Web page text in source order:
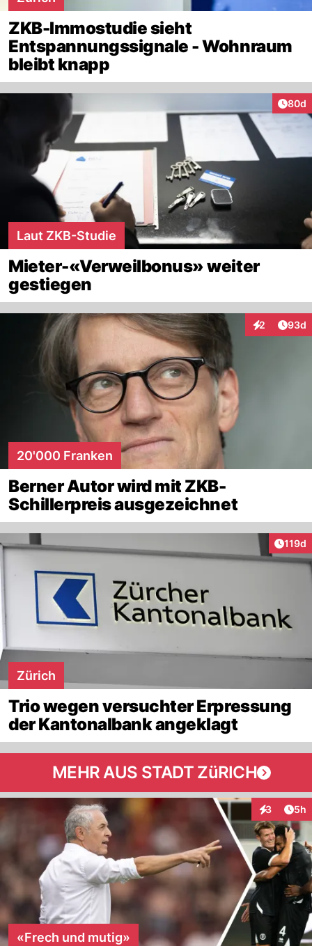
ZKB-Immostudie sieht
Entspannungssignale - Wohnraum
bleibt knapp
80d
Laut ZKB-Studie
Mieter-«Verweilbonus» weiter
gestiegen
2
Interaktionen
93d
20'000 Franken
Berner Autor wird mit ZKB-
Schillerpreis ausgezeichnet
119d
Zürich
Trio wegen versuchter Erpressung
der Kantonalbank angeklagt
MEHR AUS STADT ZüRICH
3 5h
«Frech und mutig»